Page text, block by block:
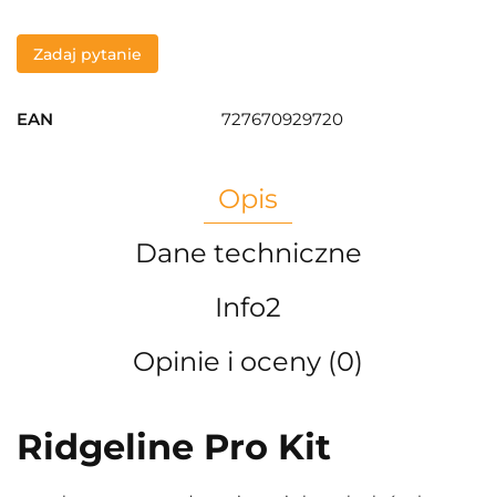
Zadaj pytanie
EAN 727670929720
Opis
Dane techniczne
Info2
Opinie i oceny (0)
Ridgeline Pro Kit